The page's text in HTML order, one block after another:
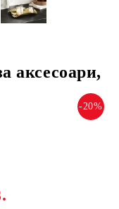
аксесоари,
-20%